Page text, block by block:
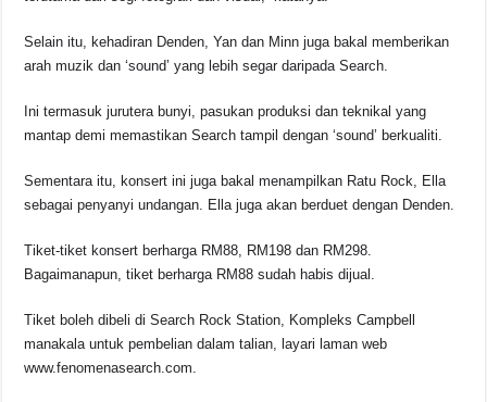
Selain itu, kehadiran Denden, Yan dan Minn juga bakal memberikan
arah muzik dan ‘sound’ yang lebih segar daripada Search.
Ini termasuk jurutera bunyi, pasukan produksi dan teknikal yang
mantap demi memastikan Search tampil dengan ‘sound’ berkualiti.
Sementara itu, konsert ini juga bakal menampilkan Ratu Rock, Ella
sebagai penyanyi undangan. Ella juga akan berduet dengan Denden.
Tiket-tiket konsert berharga RM88, RM198 dan RM298.
Bagaimanapun, tiket berharga RM88 sudah habis dijual.
Tiket boleh dibeli di Search Rock Station, Kompleks Campbell
manakala untuk pembelian dalam talian, layari laman web
www.fenomenasearch.com.